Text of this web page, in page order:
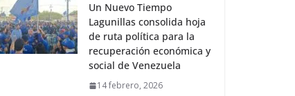
Un Nuevo Tiempo
Lagunillas consolida hoja
de ruta política para la
recuperación económica y
social de Venezuela
14 febrero, 2026